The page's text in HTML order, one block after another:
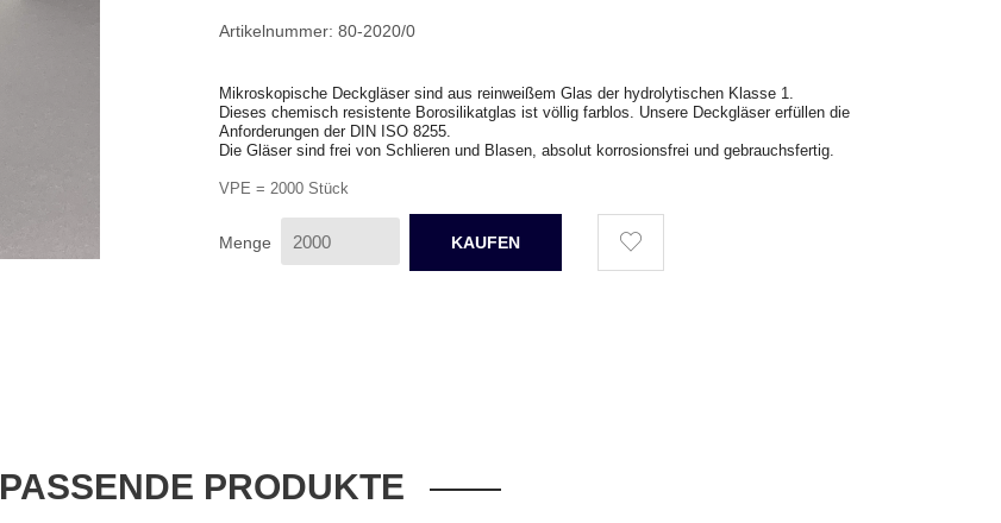
Artikelnummer: 80-2020/0
Mikroskopische Deckgläser sind aus reinweißem Glas der hydrolytischen Klasse 1.
Dieses chemisch resistente Borosilikatglas ist völlig farblos. Unsere Deckgläser erfüllen die
Anforderungen der DIN ISO 8255.
Die Gläser sind frei von Schlieren und Blasen, absolut korrosionsfrei und gebrauchsfertig.
VPE = 2000 Stück
Menge
PASSENDE PRODUKTE